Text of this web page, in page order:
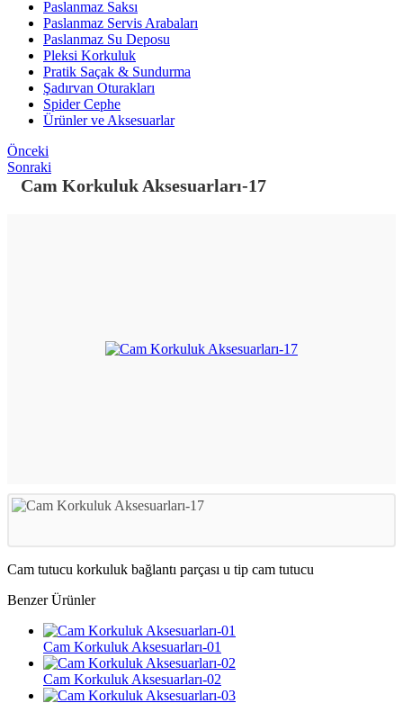
Paslanmaz Saksı
Paslanmaz Servis Arabaları
Paslanmaz Su Deposu
Pleksi Korkuluk
Pratik Saçak & Sundurma
Şadırvan Oturakları
Spider Cephe
Ürünler ve Aksesuarlar
Önceki
Sonraki
Cam Korkuluk Aksesuarları-17
Cam tutucu korkuluk bağlantı parçası u tip cam tutucu
Benzer Ürünler
Cam Korkuluk Aksesuarları-01
Cam Korkuluk Aksesuarları-02